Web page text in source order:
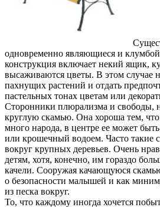
одновременно являющиеся и
конструкция включает некий ящик,
высаживаются цветы. В этом случае
пахнущих растений и отдать
пастельных тонах цветам или
Сторонники плюрализма и свободы,
круглую скамью. Она хороша тем,
много народа, в центре ее может
или крошечный водоем. Часто такие
вокруг крупных деревьев. Очень
детям, хотя, конечно, им гораздо
качели. Сооружая качающуюся
о безопасности малышей и как
из песка вокруг.
То, что каждому иногда хочется